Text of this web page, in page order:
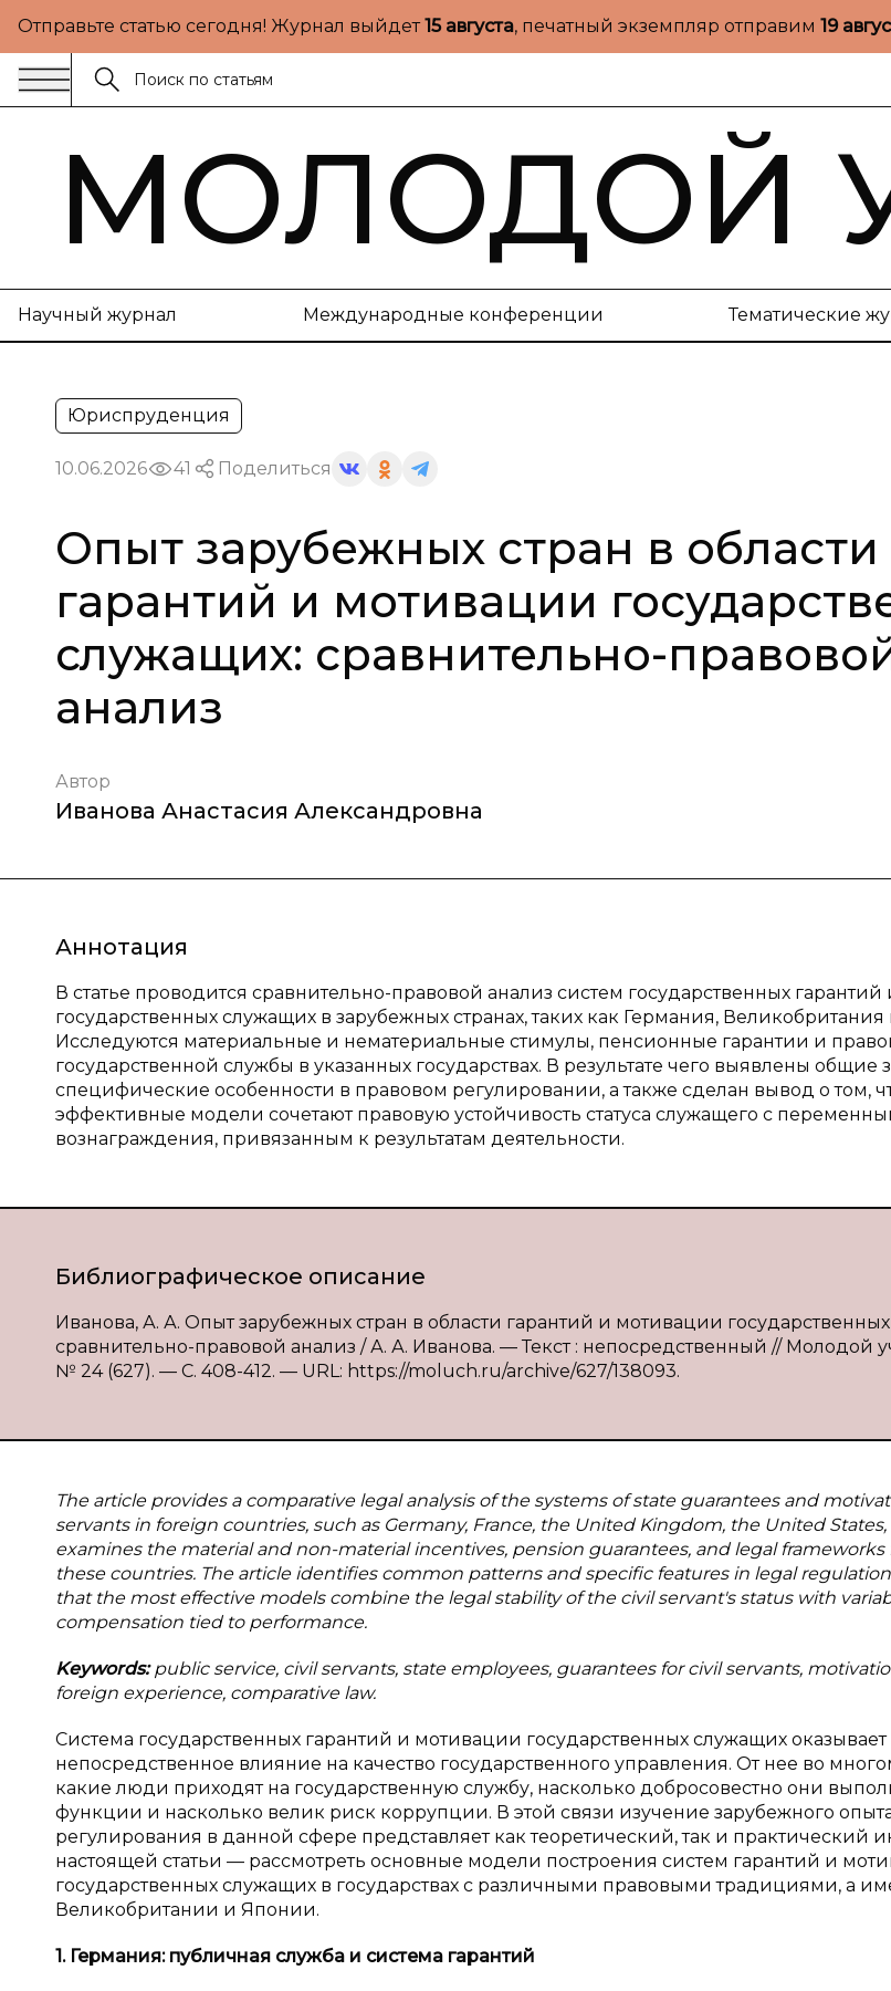
Отправьте статью сегодня! Журнал выйдет15 августа, печатный экземпляр отправим 19
МОЛОДОЙ
Научный журнал Международные конференции Тематические
Юриспруденция
10.06.2026 41 Поделиться
Опыт зарубежных стран в области
гарантий и мотивации
служащих: сравнительно-
анализ
Автор
Иванова Анастасия Александровна
Аннотация
В статье проводится сравнительно-правовой анализ систем государственных
государственных служащих в зарубежных странах, таких как Германия,
Исследуются материальные и нематериальные стимулы, пенсионные гарантии и
государственной службы в указанных государствах. В результате чего выявлены общие
специфические особенности в правовом регулировании, а также сделан вывод о том,
эффективные модели сочетают правовую устойчивость статуса служащего с
вознаграждения, привязанным к результатам деятельности.
Библиографическое описание
Иванова, А. А. Опыт зарубежных стран в области гарантий и мотивации
сравнительно-правовой анализ / А. А. Иванова. — Текст : непосредственный // Молодой
№ 24 (627). — С. 408-412. — URL: https://moluch.ru/archive/627/138093.
The article provides a comparative legal analysis of the systems of state guarantees and
servants in foreign countries, such as Germany, France, the United Kingdom, the United States,
examines the material and non-material incentives, pension guarantees, and legal frameworks
these countries. The article identifies common patterns and specific features in legal
that the most effective models combine the legal stability of the civil servant's status with
compensation tied to performance.
Keywords:public service, civil servants, state employees, guarantees for civil servants,
foreign experience, comparative law.
Система государственных гарантий и мотивации государственных служащих оказывает
непосредственное влияние на качество государственного управления. От нее во
какие люди приходят на государственную службу, насколько добросовестно они
функции и насколько велик риск коррупции. В этой связи изучение зарубежного
регулирования в данной сфере представляет как теоретический, так и практический
настоящей статьи — рассмотреть основные модели построения систем гарантий и
государственных служащих в государствах с различными правовыми традициями, а
Великобритании и Японии.
1. Германия: публичная служба и система гарантий